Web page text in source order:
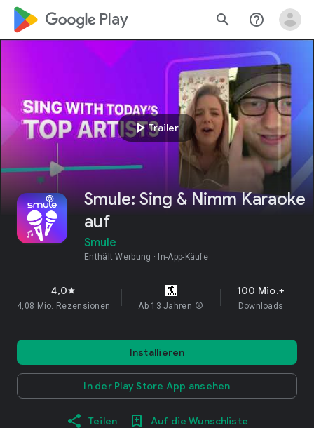
google_logo Play search help_outline
play_arrowTrailer
Smule: Sing & Nimm Karaoke
auf
Smule
Enthält Werbung In-App-Käufe
4,0star
4,08 Mio. Rezensionen Ab 13 Jahren info
100 Mio.+
Downloads
Installieren
In der Play Store App ansehen
Teilen Auf die Wunschliste